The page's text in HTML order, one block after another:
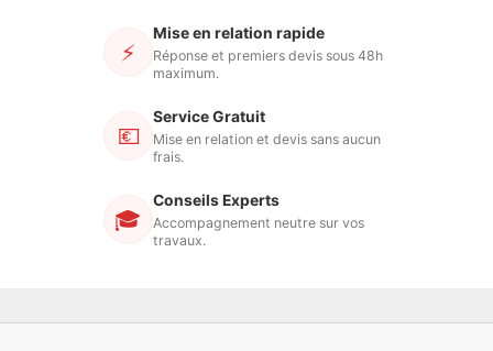
⚡
Mise en relation rapide
Réponse et premiers devis sous 48h
maximum.
💶
Service Gratuit
Mise en relation et devis sans aucun
frais.
🎓
Conseils Experts
Accompagnement neutre sur vos
travaux.